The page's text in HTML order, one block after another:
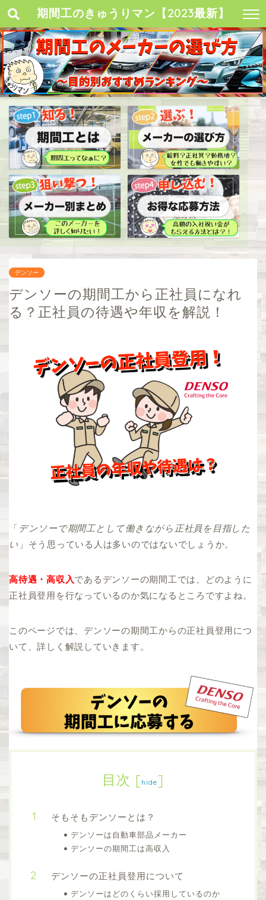
期間工のきゅうりマン【2023最新】
デンソー
デンソーの期間工から正社員になれ
る？正社員の待遇や年収を解説！
「 デンソーで期間工として働きながら正社員を目指した
い 」そう思っている人は多いのではないでしょうか。
高待遇・高収入であるデンソーの期間工では、どのように
正社員登用を行なっているのか気になるところですよね。
このページでは、デンソーの期間工からの正社員登用につ
いて、詳しく解説していきます。
目次 [hide]
そもそもデンソーとは？
デンソーは自動車部品メーカー
デンソーの期間工は高収入
デンソーの正社員登用について
デンソーはどのくらい採用しているのか